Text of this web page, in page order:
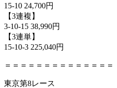
15-10 24,700円
【3連複】
3-10-15 38,990円
【3連単】
15-10-3 225,040円
＝＝＝＝＝＝＝＝＝＝＝＝＝＝
東京第8レース